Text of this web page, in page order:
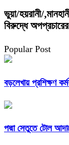
ভুয়া/হয়রানী/
বিরুদ্ধে
Popular Post
বড়লেখায় প্রশিক্ষণ
পদ্মা সেতুতে টোল